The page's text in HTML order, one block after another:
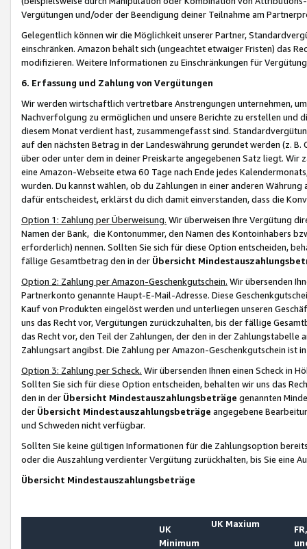
Vergütungen und/oder der Beendigung deiner Teilnahme am
Gelegentlich können wir die Möglichkeit unserer Partner,
einschränken. Amazon behält sich (ungeachtet etwaiger Fristen) das
modifizieren. Weitere Informationen zu Einschränkungen für
6. Erfassung und Zahlung von Vergütungen
Wir werden wirtschaftlich vertretbare Anstrengungen unternehmen,
Nachverfolgung zu ermöglichen und unsere Berichte zu erstellen und
diesem Monat verdient hast, zusammengefasst sind.
auf den nächsten Betrag in der Landeswährung gerundet werden (z.
über oder unter dem in deiner Preiskarte angegebenen Satz liegt.
eine Amazon-Webseite etwa 60 Tage nach Ende jedes
wurden. Du kannst wählen, ob du Zahlungen in einer anderen
dafür entscheidest, erklärst du dich damit einverstanden, dass die
Option 1: Zahlung per Überweisung. Wir überweisen Ihre Vergütung
Namen der Bank, die Kontonummer, den Namen des Kontoinhabers
erforderlich) nennen. Sollten Sie sich für diese Option entscheiden,
fällige Gesamtbetrag den in der Übersicht
Option 2: Zahlung per Amazon-Geschenkgutschein. Wir übersenden
Partnerkonto genannte Haupt-E-Mail-Adresse. Diese
Kauf von Produkten eingelöst werden und unterliegen unseren
uns das Recht vor, Vergütungen zurückzuhalten, bis der fällige
das Recht vor, den Teil der Zahlungen, der den in der
Zahlungsart angibst. Die Zahlung per Amazon-Geschenkgutschein ist
Option 3: Zahlung per Scheck. Wir übersenden Ihnen einen Scheck in
Sollten Sie sich für diese Option entscheiden, behalten wir uns das
den in der Übersicht Mindestauszahlungsbeträge genannten
der Übersicht Mindestauszahlungsbeträge angegebene
und Schweden nicht verfügbar.
Sollten Sie keine gültigen Informationen für die Zahlungsoption
oder die Auszahlung verdienter Vergütung zurückhalten, bis Sie
Übersicht Mindestauszahlungsbeträge
UK
Minimum
UK Maxium